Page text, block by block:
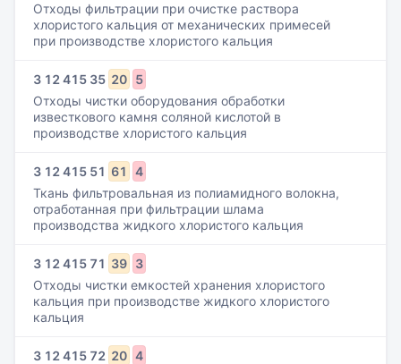
Отходы фильтрации при очистке раствора
хлористого кальция от механических примесей
при производстве хлористого кальция
3 12 415 35 20 5
Отходы чистки оборудования обработки
известкового камня соляной кислотой в
производстве хлористого кальция
3 12 415 51 61
4
Ткань фильтровальная из полиамидного волокна,
отработанная при фильтрации шлама
производства жидкого хлористого кальция
3 12 415 71 39 3
Отходы чистки емкостей хранения хлористого
кальция при производстве жидкого хлористого
кальция
3 12 415 72 20 4